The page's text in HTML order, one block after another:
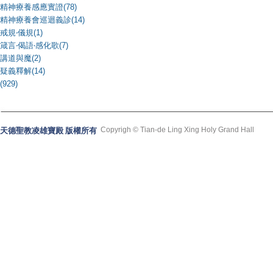
精神療養感應實證(78)
精神療養會巡迴義診(14)
戒規‧儀規(1)
箴言‧偈語‧感化歌(7)
講道與魔(2)
疑義釋解(14)
(929)
天德聖教凌雄寶殿 版權所有 Copyrigh © Tian-de Ling Xing Holy Grand Hall